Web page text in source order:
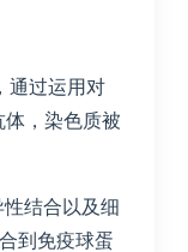
通过运用对
，染色质被
性结合以及细
到免疫球蛋